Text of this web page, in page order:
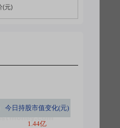
今日 持股市值变化(元)
1.44亿